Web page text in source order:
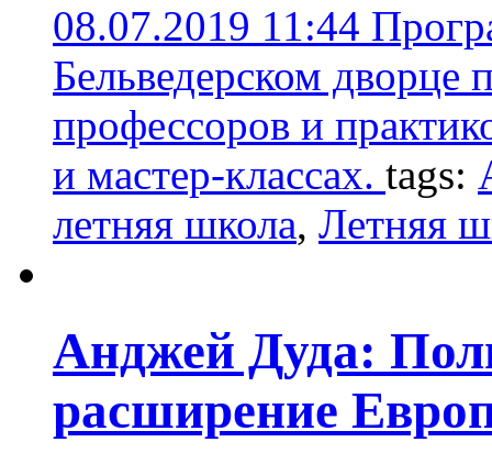
08.07.2019 11:44
Бельведерском
профессоров и
и мастер-классах. tags:
летняя школа, Летняя
Анджей Дуда:
расширение